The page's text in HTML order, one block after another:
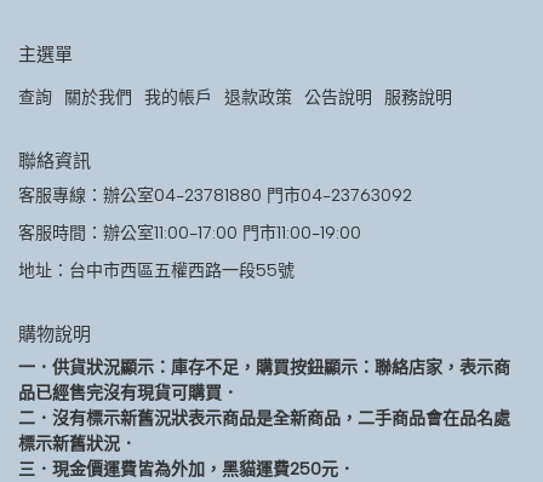
主選單
查詢 關於我們 我的帳戶 退款政策 公告說明 服務說明
聯絡資訊
客服專線：辦公室04-23781880 門市04-23763092
客服時間：辦公室11:00-17:00 門市11:00-19:00
地址：台中市西區五權西路一段55號
購物說明
一．供貨狀況顯示：庫存不足，購買按鈕顯示：聯絡店家，表示商
品已經售完沒有現貨可購買．
二．沒有標示新舊況狀表示商品是全新商品，二手商品會在品名處
標示新舊狀況．
三．現金價運費皆為外加，黑貓運費250元．